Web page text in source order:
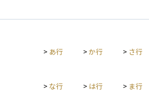
資信託などの金融商品を売買するときに
> あ行 >か行 > さ行
> な行 > は行 > ま行